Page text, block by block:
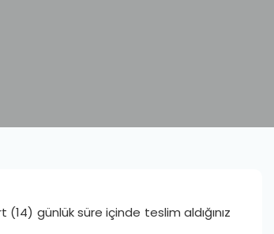
günlük süre içinde teslim aldığınız